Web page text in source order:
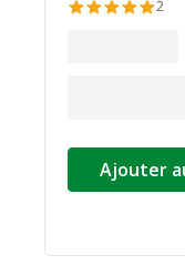
2
Ajouter